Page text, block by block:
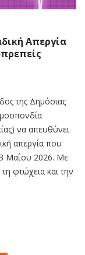
Απεργία
της Δημόσιας
να απευθύνει
απεργία που
Μαΐου 2026. Με
φτώχεια και την